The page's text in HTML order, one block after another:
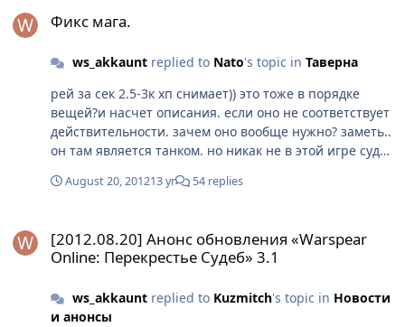
спросите вы!?) я вам отвечу!! мы добавили 90 локаций
самые шмотки, но чтоб их пройти, вам надо в
обнимку с вражиной победить босса.. только
истинные ухогоры способны на это. прояви свое
ухогорство и забудь про скучный и нудный фарм.
Фикс мага.
ws_akkauntreplied to Nato's topic in Таверна
рей за сек 2.5-3к хп снимает)) это тоже в порядке
вещей?и насчет описания. если оно не соответствует
действительности. зачем оно вообще нужно? заметь..
он там является танком. но никак не в этой игре судя
после того как появился донат
August 20, 201213 yr 54 replies
[2012.08.20] Анонс обновления «Warspear
Online: Перекрестье Судеб» 3.1
ws_akkauntreplied to Kuzmitch's topic in Новости
и анонсы